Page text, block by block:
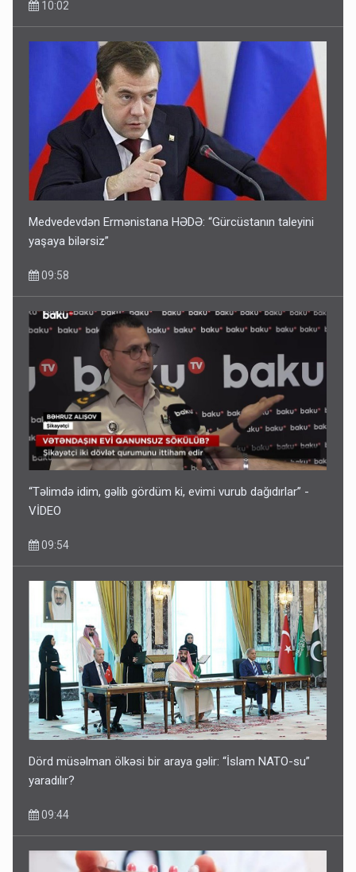
10:02
Medvedevdən Ermənistana HƏDƏ: “Gürcüstanın taleyini
yaşaya bilərsiz”
09:58
“Təlimdə idim, gəlib gördüm ki, evimi vurub dağıdırlar” -
VİDEO
09:54
Dörd müsəlman ölkəsi bir araya gəlir: “İslam NATO-su”
yaradılır?
09:44